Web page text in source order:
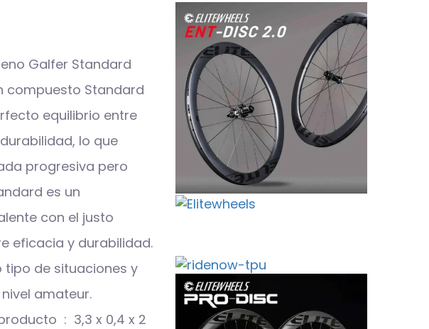
Galfer Standard
compuesto Standard
equilibrio entre
lo que
progresiva pero
es un
con el justo
eficacia y durabilidad.
de situaciones y
amateur.
3,3 x 0,4 x 2